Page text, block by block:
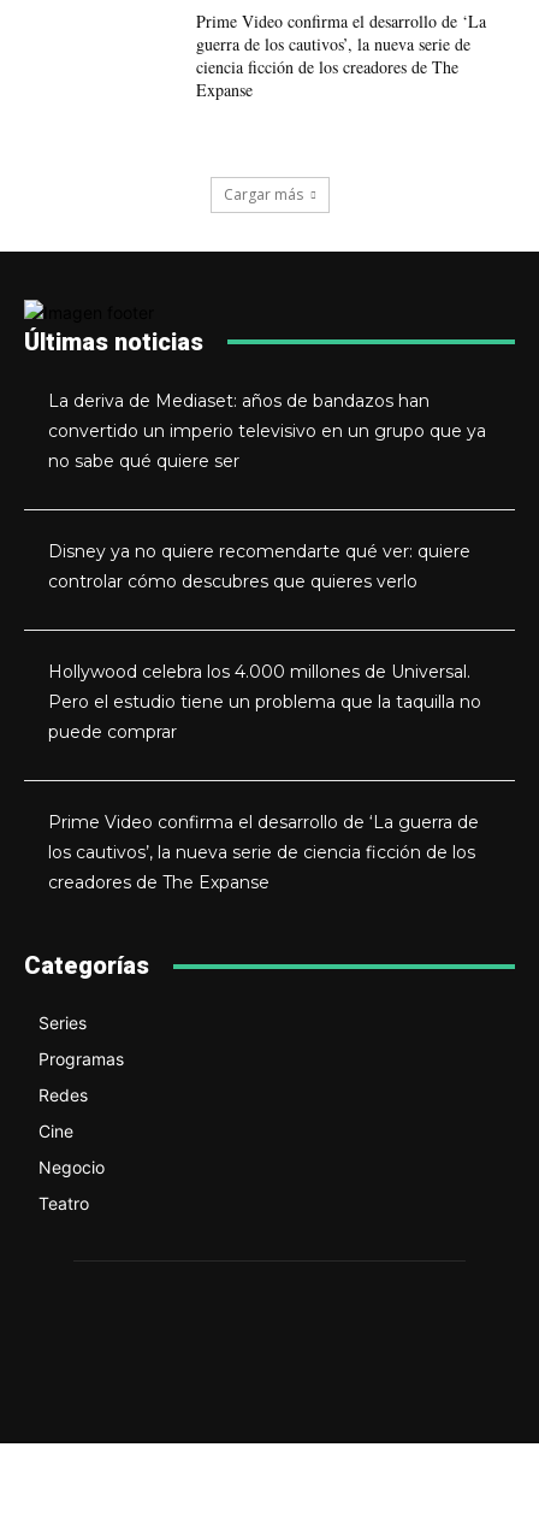
Prime Video confirma el desarrollo de ‘La
guerra de los cautivos’, la nueva serie de
ciencia ficción de los creadores de The
Expanse
Cargar más
Últimas noticias
La deriva de Mediaset: años de bandazos han
convertido un imperio televisivo en un grupo que ya
no sabe qué quiere ser
Disney ya no quiere recomendarte qué ver: quiere
controlar cómo descubres que quieres verlo
Hollywood celebra los 4.000 millones de Universal.
Pero el estudio tiene un problema que la taquilla no
puede comprar
Prime Video confirma el desarrollo de ‘La guerra de
los cautivos’, la nueva serie de ciencia ficción de los
creadores de The Expanse
Categorías
Series
Programas
Redes
Cine
Negocio
Teatro